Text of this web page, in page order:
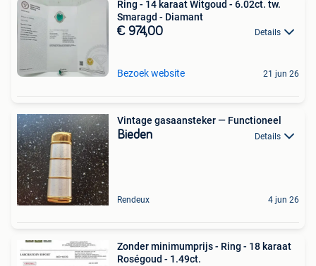
Ring - 14 karaat Witgoud - 6.02ct. tw.
Smaragd - Diamant
€ 974,00 Details
Bezoek website 21 jun 26
Vintage gasaansteker — Functioneel
Bieden Details
Rendeux 4 jun 26
Zonder minimumprijs - Ring - 18 karaat
Roségoud - 1.49ct.